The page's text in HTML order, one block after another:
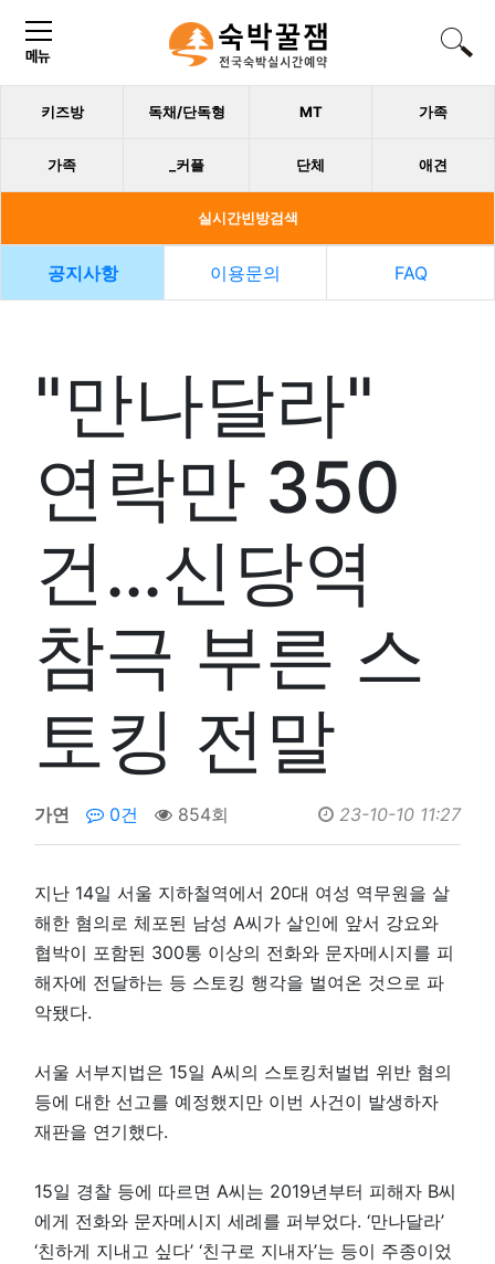
키즈방 독채/단독형 MT 가족
가족 _커플 단체 애견
실시간빈방검색
공지사항 이용문의 FAQ
"만나달라"
연락만 350
건…신당역
참극 부른 스
토킹 전말
가연 0건 854회 23-10-10 11:27
지난 14일 서울 지하철역에서 20대 여성 역무원을 살
해한 혐의로 체포된 남성 A씨가 살인에 앞서 강요와
협박이 포함된 300통 이상의 전화와 문자메시지를 피
해자에 전달하는 등 스토킹 행각을 벌여온 것으로 파
악됐다.
서울 서부지법은 15일 A씨의 스토킹처벌법 위반 혐의
등에 대한 선고를 예정했지만 이번 사건이 발생하자
재판을 연기했다.
15일 경찰 등에 따르면 A씨는 2019년부터 피해자 B씨
에게 전화와 문자메시지 세례를 퍼부었다. ‘만나달라’
‘친하게 지내고 싶다’ ‘친구로 지내자’는 등이 주종이었